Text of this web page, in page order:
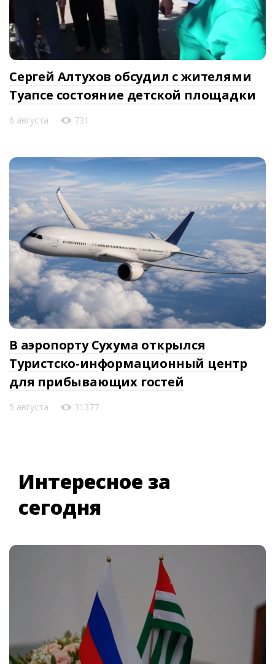
Сергей Алтухов обсудил с жителями
Туапсе состояние детской площадки
6 августа 731
В аэропорту Сухума открылся
Туристско-информационный центр
для прибывающих гостей
5 августа 31377
Интересное за
сегодня